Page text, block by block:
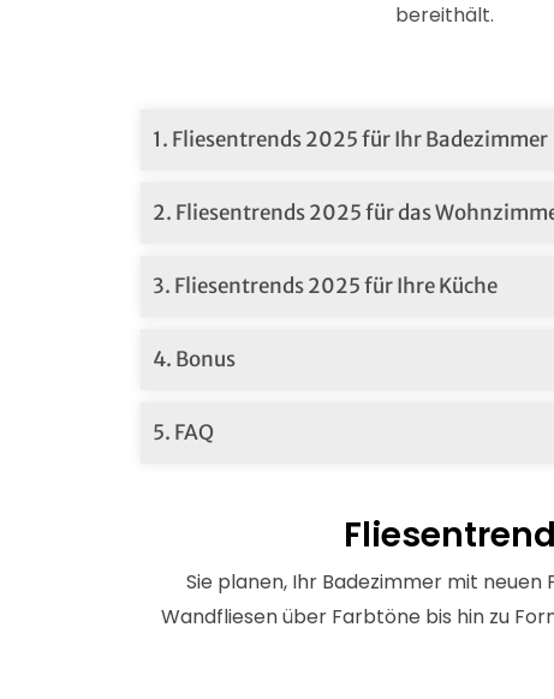
bereithält.
1. Fliesentrends 2025 für Ihr Badezimmer
2. Fliesentrends 2025 für das
3. Fliesentrends 2025 für Ihre Küche
4. Bonus
5. FAQ
Sie planen, Ihr Badezimmer mit
Wandfliesen über Farbtöne bis hin zu